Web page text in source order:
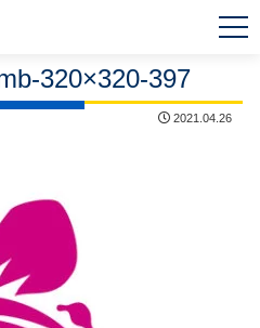
320×320-397
2021.04.26